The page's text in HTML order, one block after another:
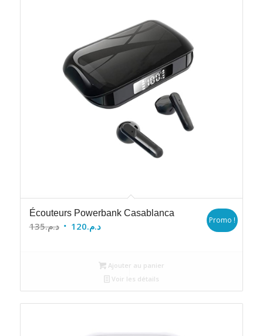
Écouteurs Powerbank Casablanca
د.م.135
Le
د.م.120
Le
est :
د.م.120.
Promo !
Ajouter au panier
Voir les détails